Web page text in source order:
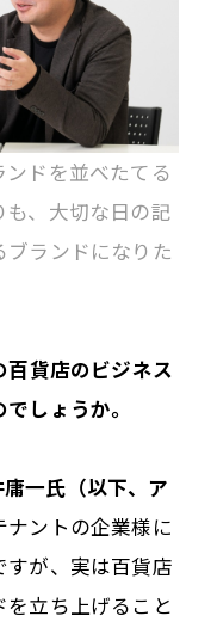
ンドを並べたてる
、大切な日の記
ランドになりた
百貨店のビジネス
しょうか。
一氏（以下、ア
ナントの企業様に
が、実は百貨店
立ち上げること